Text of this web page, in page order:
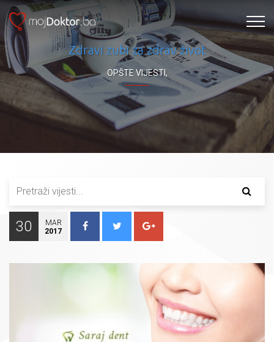
Zdravi zubi za zdrav život
OPŠTE VIJESTI,
30
MAR
2017